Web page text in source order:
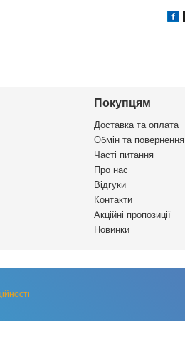
Покупцям
Доставка та оплата
Обмін та повернення
Часті питання
Про нас
Відгуки
Контакти
Акційні пропозиції
Новинки